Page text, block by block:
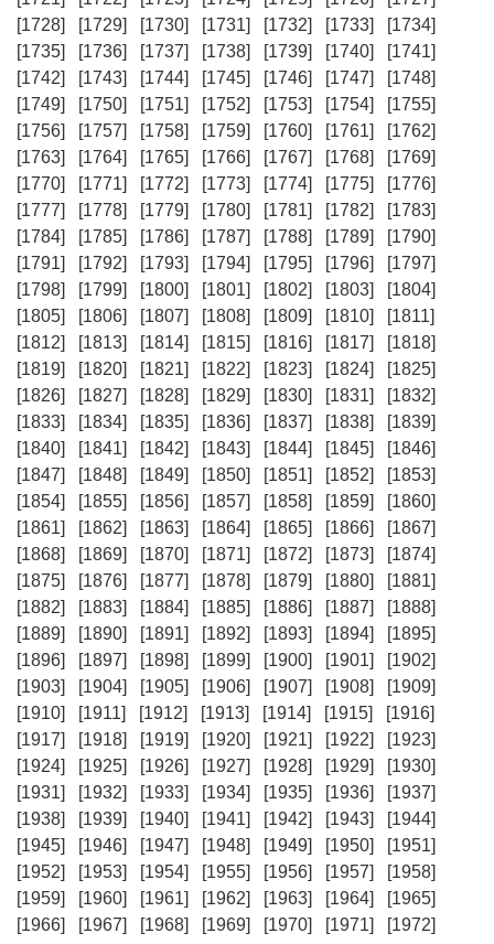
[1728]
[1729] [1730] [1731] [1732] [1733]
[1734]
[1735]
[1736] [1737] [1738] [1739] [1740]
[1741]
[1742]
[1743] [1744] [1745] [1746] [1747]
[1748]
[1749]
[1750] [1751] [1752] [1753] [1754]
[1755]
[1756]
[1757] [1758] [1759] [1760] [1761]
[1762]
[1763]
[1764] [1765] [1766] [1767] [1768]
[1769]
[1770]
[1771] [1772] [1773] [1774] [1775]
[1776]
[1777]
[1778] [1779] [1780] [1781] [1782]
[1783]
[1784]
[1785] [1786] [1787] [1788] [1789]
[1790]
[1791]
[1792] [1793] [1794] [1795] [1796]
[1797]
[1798]
[1799] [1800] [1801] [1802] [1803]
[1804]
[1805]
[1806] [1807] [1808] [1809] [1810]
[1811]
[1812]
[1813] [1814] [1815] [1816] [1817]
[1818]
[1819]
[1820] [1821] [1822] [1823] [1824]
[1825]
[1826]
[1827] [1828] [1829] [1830] [1831]
[1832]
[1833]
[1834] [1835] [1836] [1837] [1838]
[1839]
[1840]
[1841] [1842] [1843] [1844] [1845]
[1846]
[1847]
[1848] [1849] [1850] [1851] [1852]
[1853]
[1854]
[1855] [1856] [1857] [1858] [1859]
[1860]
[1861]
[1862] [1863] [1864] [1865] [1866]
[1867]
[1868]
[1869] [1870] [1871] [1872] [1873]
[1874]
[1875]
[1876] [1877] [1878] [1879] [1880]
[1881]
[1882]
[1883] [1884] [1885] [1886] [1887]
[1888]
[1889]
[1890] [1891] [1892] [1893] [1894]
[1895]
[1896]
[1897] [1898] [1899] [1900] [1901]
[1902]
[1903]
[1904] [1905] [1906] [1907] [1908]
[1909]
[1910]
[1911] [1912] [1913] [1914] [1915]
[1916]
[1917]
[1918] [1919] [1920] [1921] [1922]
[1923]
[1924]
[1925] [1926] [1927] [1928] [1929]
[1930]
[1931]
[1932] [1933] [1934] [1935] [1936]
[1937]
[1938]
[1939] [1940] [1941] [1942] [1943]
[1944]
[1945]
[1946] [1947] [1948] [1949] [1950]
[1951]
[1952]
[1953] [1954] [1955] [1956] [1957]
[1958]
[1959]
[1960] [1961] [1962] [1963] [1964]
[1965]
[1966]
[1967] [1968] [1969] [1970] [1971]
[1972]